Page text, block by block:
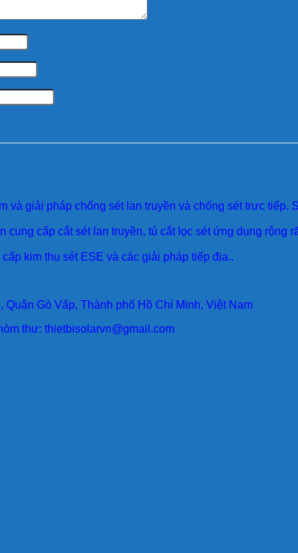
và giải pháp chống sét lan truyền và chống sét trực tiếp.
cung cấp cắt sét lan truyền, tủ cắt lọc sét ứng dụng rộng
kim thu sét ESE và các giải pháp tiếp địa..
Gò Vấp, Thành phố Hồ Chí Minh, Việt Nam
thư: thietbisolarvn@gmail.com